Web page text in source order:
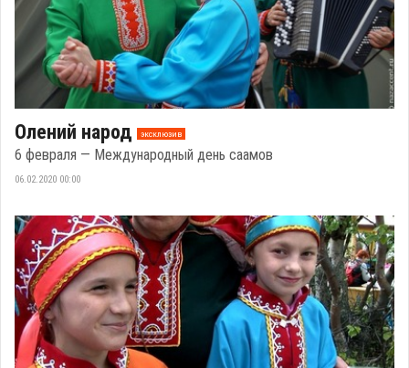
Олений народ эксклюзив
6 февраля — Международный день саамов
06.02.2020 00:00